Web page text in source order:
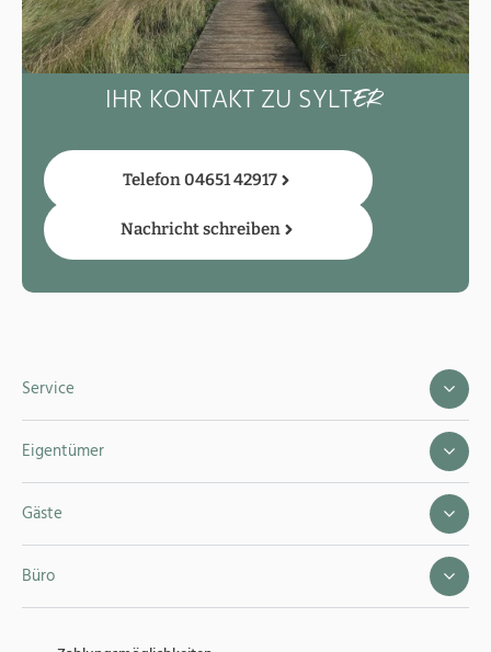
IHR KONTAKT ZU SYLT
Telefon 04651 42917
Nachricht schreiben
Service
Eigentümer
Gäste
Büro